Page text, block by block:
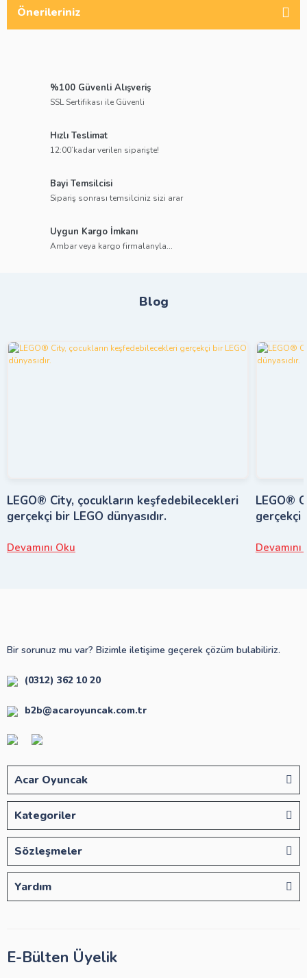
Önerileriniz
%100 Güvenli Alışveriş
SSL Sertifikası ile Güvenli
Hızlı Teslimat
12:00’kadar verilen siparişte!
Bayi Temsilcisi
Sipariş sonrası temsilciniz sizi arar
Uygun Kargo İmkanı
Ambar veya kargo firmalarıyla...
Blog
LEGO® City, çocukların keşfedebilecekleri
gerçekçi bir LEGO dünyasıdır.
Devamını Oku
LEGO®
gerçekçi
Devamını
Bir sorunuz mu var? Bizimle iletişime geçerek çözüm bulabiliriz.
(0312) 362 10 20
b2b@acaroyuncak.com.tr
Acar Oyuncak
Kategoriler
Sözleşmeler
Yardım
E-Bülten Üyelik